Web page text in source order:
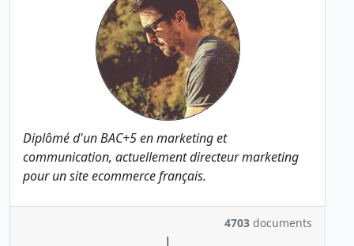
Diplômé d'un BAC+5 en marketing et
communication, actuellement directeur marketing
pour un site ecommerce français.
4703 documents
|